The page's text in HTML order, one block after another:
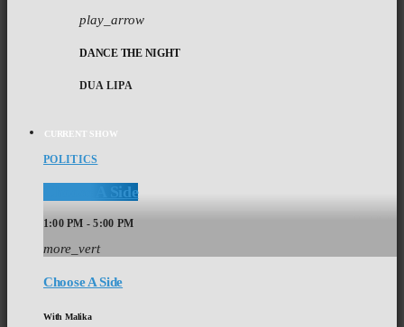
play_arrow
DANCE THE NIGHT
DUA LIPA
CURRENT SHOW
POLITICS
Choose A Side
1:00 PM - 5:00 PM
more_vert
Choose A Side
With Malika